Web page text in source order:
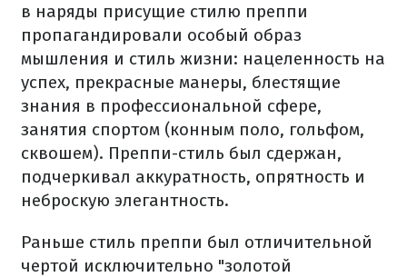
в наряды присущие стилю преппи
пропагандировали особый образ
мышления и стиль жизни: нацеленность на
успех, прекрасные манеры, блестящие
знания в профессиональной сфере,
занятия спортом (конным поло, гольфом,
сквошем). Преппи-стиль был сдержан,
подчеркивал аккуратность, опрятность и
неброскую элегантность.
Раньше стиль преппи был отличительной
чертой исключительно "золотой